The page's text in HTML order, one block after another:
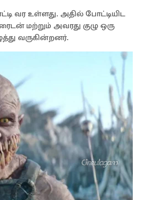
வர உள்ளது. அதில் போட்டியிட
மற்றும் அவரது குழு ஒரு
வருகின்றனர்.